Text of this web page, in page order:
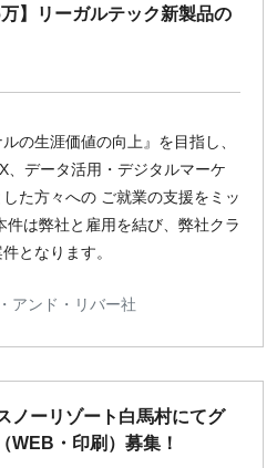
】リーガルテック新製品の
の生涯価値の向上』を目指し、
、データ活用・デジタルマーケ
た方々への ご就業の支援をミッ
件は弊社と雇用を結び、弊社クラ
となります。
アンド・リバー社
ノーリゾート白馬村にてグ
WEB・印刷）募集！